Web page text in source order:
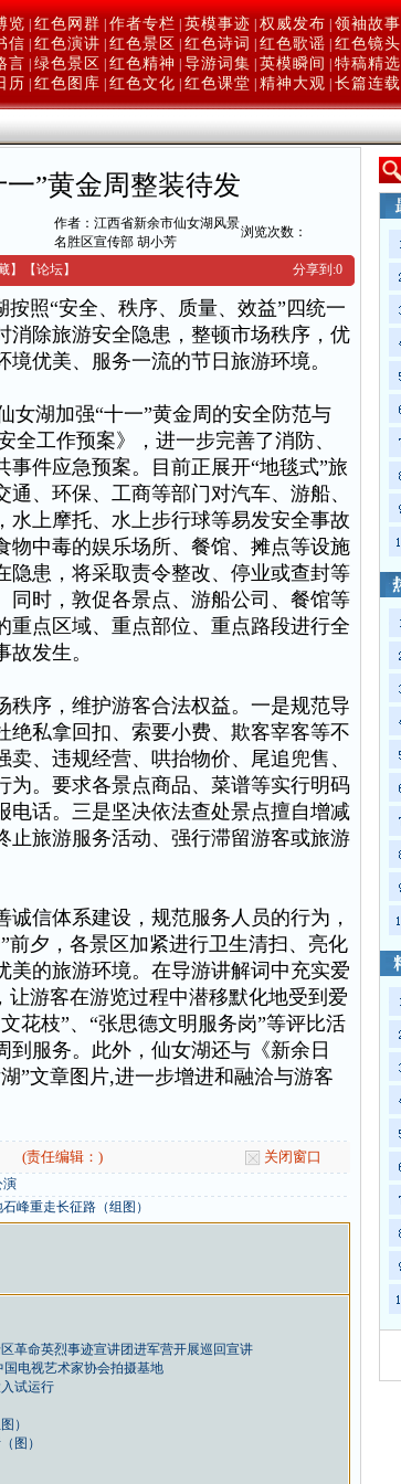
览 红色网群 作者专栏 英模事迹 权威发布 领袖故事
信 红色演讲 红色景区 红色诗词 红色歌谣 红色镜头
言 绿色景区 红色精神 导游词集 英模瞬间 特稿精选
历 红色图库 红色文化 红色课堂 精神大观 长篇连载
”黄金周整装待发
作者：江西省新余市仙女湖风景
名胜区宣传部 胡小芳
浏览次数：
】 【论坛】 分享到:0
照“安全、秩序、质量、效益”四统一
消除旅游安全隐患，整顿市场秩序，优
优美、服务一流的节日旅游环境。
湖加强“十一”黄金周的安全防范与
全工作预案》，进一步完善了消防、
件应急预案。目前正展开“地毯式”旅
、环保、工商等部门对汽车、游船、
水上摩托、水上步行球等易发安全事故
物中毒的娱乐场所、餐馆、摊点等设施
隐患，将采取责令整改、停业或查封等
同时，敦促各景点、游船公司、餐馆等
重点区域、重点部位、重点路段进行全
发生。
序，维护游客合法权益。一是规范导
绝私拿回扣、索要小费、欺客宰客等不
、违规经营、哄抬物价、尾追兜售、
为。要求各景点商品、菜谱等实行明码
电话。三是坚决依法查处景点擅自增减
止旅游服务活动、强行滞留游客或旅游
信体系建设，规范服务人员的行为，
前夕，各景区加紧进行卫生清扫、亮化
美的旅游环境。在导游讲解词中充实爱
让游客在游览过程中潜移默化地受到爱
花枝”、“张思德文明服务岗”等评比活
服务。此外，仙女湖还与《新余日
”文章图片,进一步增进和融洽与游客
(责任编辑：) 关闭窗口
演
峰重走长征路（组图）
革命英烈事迹宣讲团进军营开展巡回宣讲
电视艺术家协会拍摄基地
试运行
）
图）